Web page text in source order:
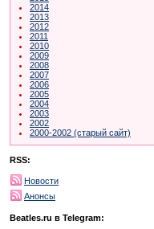
2014
2013
2012
2011
2010
2009
2008
2007
2006
2005
2004
2003
2002
2000-2002 (старый сайт)
RSS:
Новости
Анонсы
Beatles.ru в Telegram: